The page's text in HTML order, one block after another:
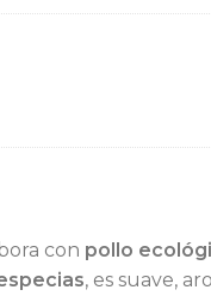
con pollo
, es suave,